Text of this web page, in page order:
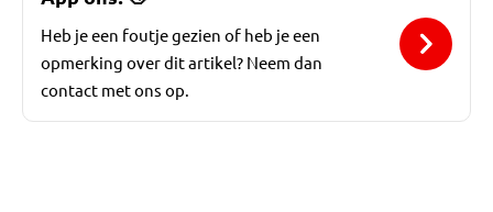
Heb je een foutje gezien of heb je een
opmerking over dit artikel? Neem dan
contact met ons op.